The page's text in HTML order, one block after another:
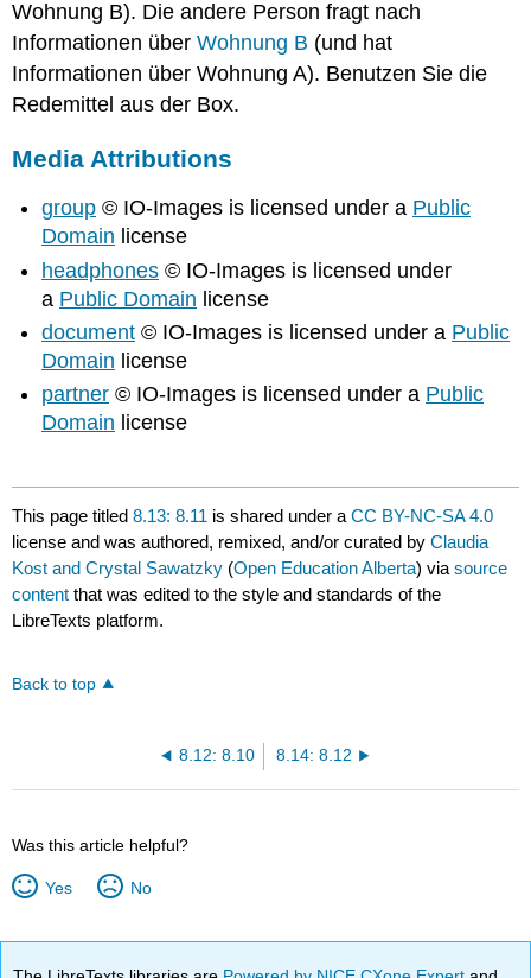
Wohnung B). Die andere Person fragt nach
Informationen überWohnung B (und hat
Informationen über Wohnung A). Benutzen Sie die
Redemittel aus der Box.
Media Attributions
group © IO-Images is licensed under a Public
Domain license
headphones © IO-Images is licensed under
a Public Domain license
document © IO-Images is licensed under a Public
Domain license
partner © IO-Images is licensed under a Public
Domain license
This page titled8.13: 8.11 is shared under aCC BY-NC-SA 4.0
license and was authored, remixed, and/or curated byClaudia
Kost and Crystal Sawatzky (Open Education Alberta) viasource
content that was edited to the style and standards of the
LibreTexts platform.
Back to top
8.12: 8.10 8.14: 8.12
Was this article helpful?
Yes No